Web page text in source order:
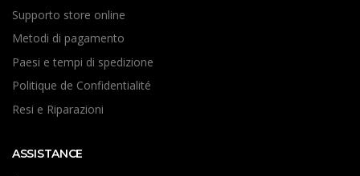
Supporto store online
Metodi di pagamento
Paesi e tempi di spedizione
Politique de Confidentialité
Resi e Riparazioni
ASSISTANCE